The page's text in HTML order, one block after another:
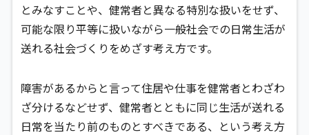
とみなすことや、健常者と異なる特別な扱いをせず、
可能な限り平等に扱いながら一般社会での日常生活が
送れる社会づくりをめざす考え方です。
障害があるからと言って住居や仕事を健常者とわざわ
ざ分けるなどせず、健常者とともに同じ生活が送れる
日常を当たり前のものとすべきである、という考え方